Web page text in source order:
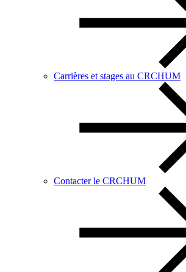
Carrières et stages au CRCHUM
Contacter le CRCHUM